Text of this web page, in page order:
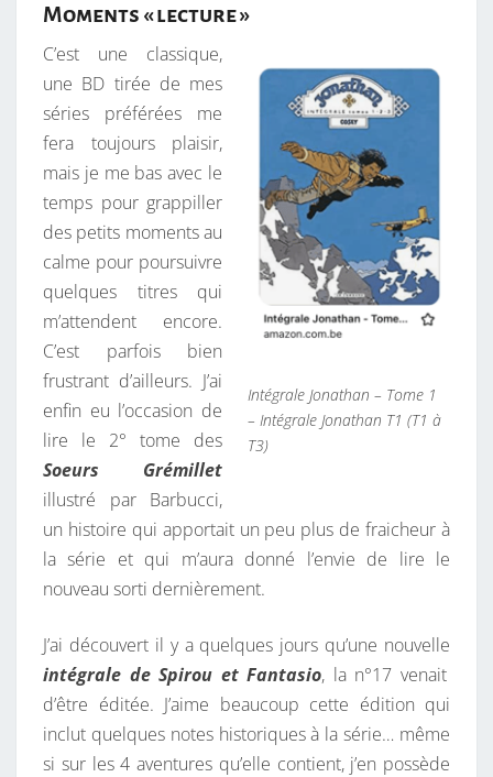
Moments « lecture »
Intégrale Jonathan – Tome 1
– Intégrale Jonathan T1 (T1 à
T3)
C’est une classique,
une BD tirée de mes
séries préférées me
fera toujours plaisir,
mais je me bas avec le
temps pour grappiller
des petits moments au
calme pour poursuivre
quelques titres qui
m’attendent encore.
C’est parfois bien
frustrant d’ailleurs. J’ai
enfin eu l’occasion de
lire le 2° tome des
Soeurs Grémillet
illustré par Barbucci,
un histoire qui apportait un peu plus de fraicheur à
la série et qui m’aura donné l’envie de lire le
nouveau sorti dernièrement.
J’ai découvert il y a quelques jours qu’une nouvelle
intégrale de Spirou et Fantasio, la n°17 venait
d’être éditée. J’aime beaucoup cette édition qui
inclut quelques notes historiques à la série… même
si sur les 4 aventures qu’elle contient, j’en possède